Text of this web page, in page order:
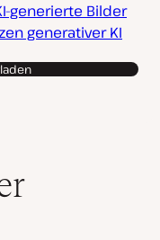
generierte Bilder
generativer KI